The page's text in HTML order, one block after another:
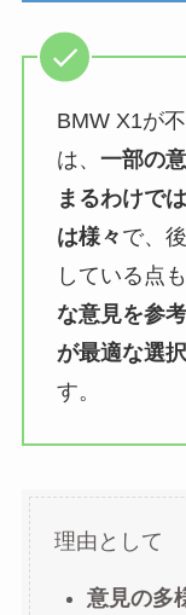
BMW X1が
は、 一部の
まるわけで
は様々 で、
している点
な意見を参
が最適な選
す。
理由として
意見の多